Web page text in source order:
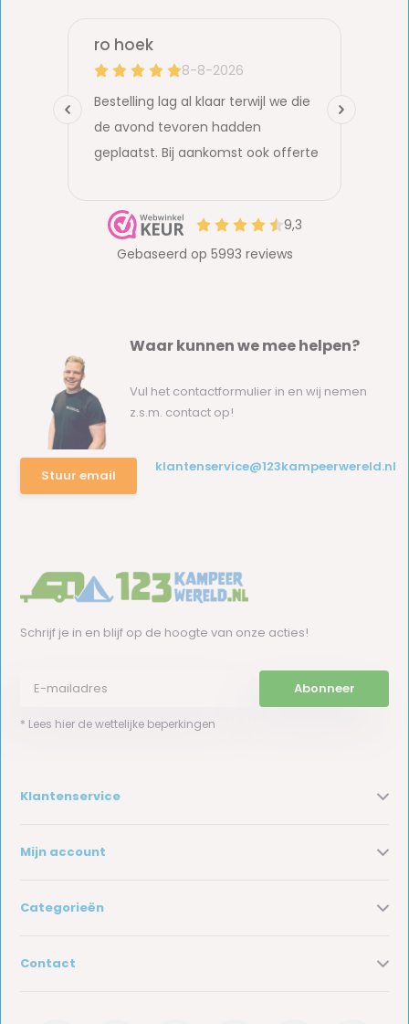
Waar kunnen we mee helpen?
Vul het contactformulier in en wij nemen
z.s.m. contact op!
Stuur email
klantenservice@123kampeerwereld.nl
Schrijf je in en blijf op de hoogte van onze acties!
Abonneer
* Lees hier de wettelijke beperkingen
Klantenservice
Mijn account
Categorieën
Contact